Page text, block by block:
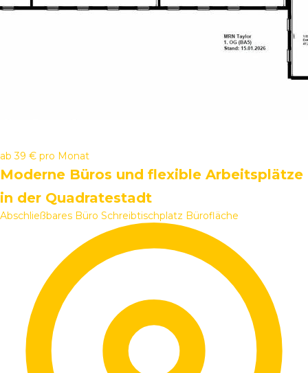
ab 39 € pro Monat
Moderne Büros und flexible Arbeitsplätze
in der Quadratestadt
Abschließbares Büro Schreibtischplatz Bürofläche